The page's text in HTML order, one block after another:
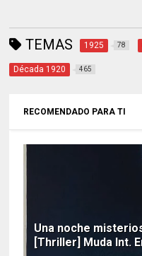
TEMAS 1925 78
Década 1920 465
RECOMENDADO PARA TI
Una noche
[Thriller] Muda Int.